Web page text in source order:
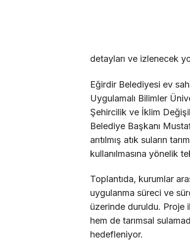
detayları ve izlenecek
Eğirdir Belediyesi ev
Uygulamalı Bilimler
Şehircilik ve İklim
Belediye Başkanı
arıtılmış atık suların
kullanılmasına yönelik
Toplantıda, kurumlar
uygulanma süreci ve
üzerinde duruldu. Proje
hem de tarımsal
hedefleniyor.